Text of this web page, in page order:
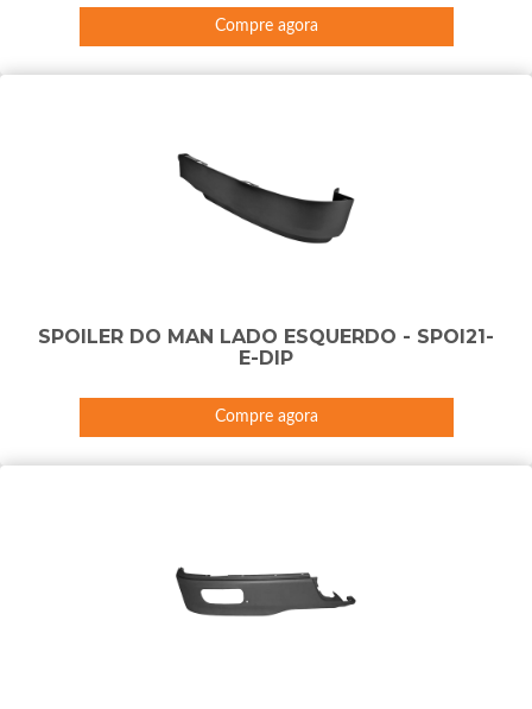
Compre agora
SPOILER DO MAN LADO ESQUERDO - SPOI21-
E-DIP
Compre agora